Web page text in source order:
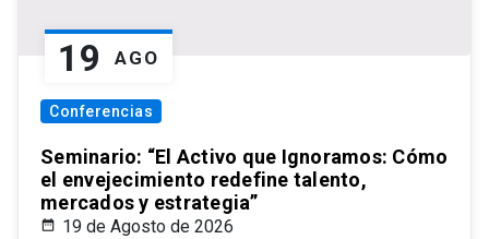
19 AGO
Conferencias
Seminario: “El Activo que Ignoramos: Cómo
el envejecimiento redefine talento,
mercados y estrategia”
19 de Agosto de 2026